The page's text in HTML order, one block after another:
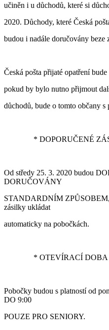
učiněn i u důchodů, které si
2020. Důchody, které Česká
budou i nadále doručovány beze
Česká pošta přijaté opatření
pokud by bylo nutno přijmout
důchodů, bude o tomto občany s
* DOPORUČENÉ
Od středy 25. 3. 2020 budou
DORUČOVÁNY
STANDARDNÍM ZPŮSOBEM,
zásilky ukládat
automaticky na pobočkách.
* OTEVÍRACÍ DOBA
Pobočky budou s platností od
DO 9:00
POUZE PRO SENIORY.